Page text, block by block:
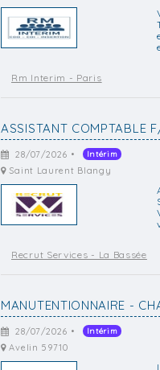
Rm Interim - Paris
ASSISTANT COMPTABLE
28/07/2026 • Intérim
Saint Laurent Blangy
Recrut Services - La Bassée
MANUTENTIONNAIRE -
28/07/2026 • Intérim
Avelin 59710